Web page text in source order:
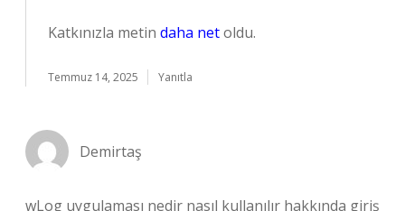
Katkınızla metin daha netoldu.
Temmuz 14, 2025 Yanıtla
Demirtaş
wLog uygulaması nedir nasıl kullanılır hakkında giriş